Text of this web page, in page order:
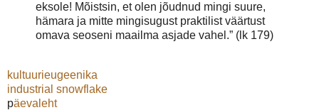
eksole! Mõistsin, et olen jõudnud mingi suure,
hämara ja mitte mingisugust praktilist väärtust
omava seoseni maailma asjade vahel.” (lk 179)
kultuurieugeenika
industrial snowflake
päevaleht